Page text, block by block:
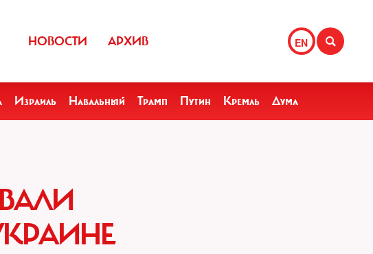
EN
НОВОСТИ АРХИВ
Израиль Навальный Трамп Путин Кремль Дума